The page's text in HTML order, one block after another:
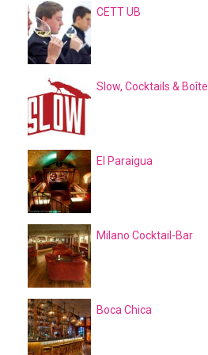
CETT UB
Slow, Cocktails & Boîte
El Paraigua
Milano Cocktail-Bar
Boca Chica